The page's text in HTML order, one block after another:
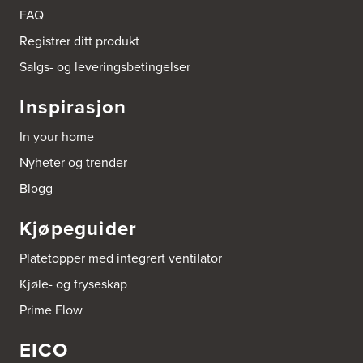
Boligleverandøren Karmøy AS
Postboks 213
4296 Åkrehamn
http://www.interiormesteren.no
Bonaparte Interiør AS
Borgenveien 66
Tel.:
Borge butikk AS
Sundemoen Næringspark
Power Hokksund
3300 Hokksund
Tel.:32-700000
http://www.expert.no
Bravida Trondheim
FAQ
Registrer ditt produkt
Salgs- og leveringsbetingelser
Inspirasjon
In your home
Nyheter og trender
Blogg
Kjøpeguider
Platetopper med integrert ventilator
Kjøle- og fryseskap
Prime Flow
EICO